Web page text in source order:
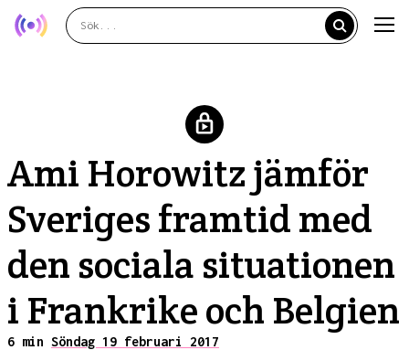
Ami Horowitz jämför
Sveriges framtid med
den sociala situationen
i Frankrike och Belgien
6 min Söndag 19 februari 2017